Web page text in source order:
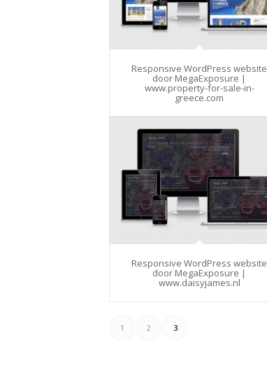
Responsive WordPress website
door MegaExposure |
www.property-for-sale-in-
greece.com
Responsive WordPress website
door MegaExposure |
www.daisyjames.nl
1 2 3